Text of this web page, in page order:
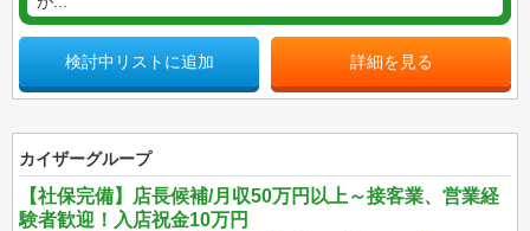
検討中リストに追加 詳細を見る
カイザーグループ
【社保完備】店長候補/月収50万円以上～接客業、営業経
験者歓迎！入店祝金10万円